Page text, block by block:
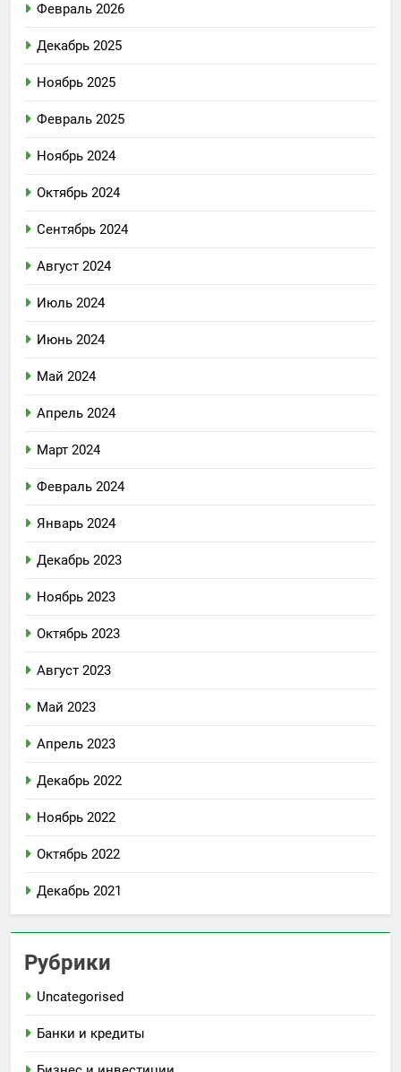
Февраль 2026
Декабрь 2025
Ноябрь 2025
Февраль 2025
Ноябрь 2024
Октябрь 2024
Сентябрь 2024
Август 2024
Июль 2024
Июнь 2024
Май 2024
Апрель 2024
Март 2024
Февраль 2024
Январь 2024
Декабрь 2023
Ноябрь 2023
Октябрь 2023
Август 2023
Май 2023
Апрель 2023
Декабрь 2022
Ноябрь 2022
Октябрь 2022
Декабрь 2021
Рубрики
Uncategorised
Банки и кредиты